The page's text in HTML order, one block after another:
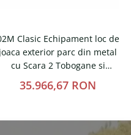
Clasic Echipament loc de
joaca exterior parc din metal
cu Scara 2 Tobogane si
Cataratoare
35.966,67 RON